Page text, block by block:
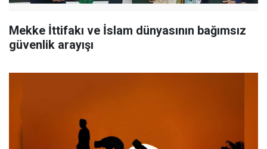
Mekke İttifakı ve İslam dünyasının bağımsız
güvenlik arayışı